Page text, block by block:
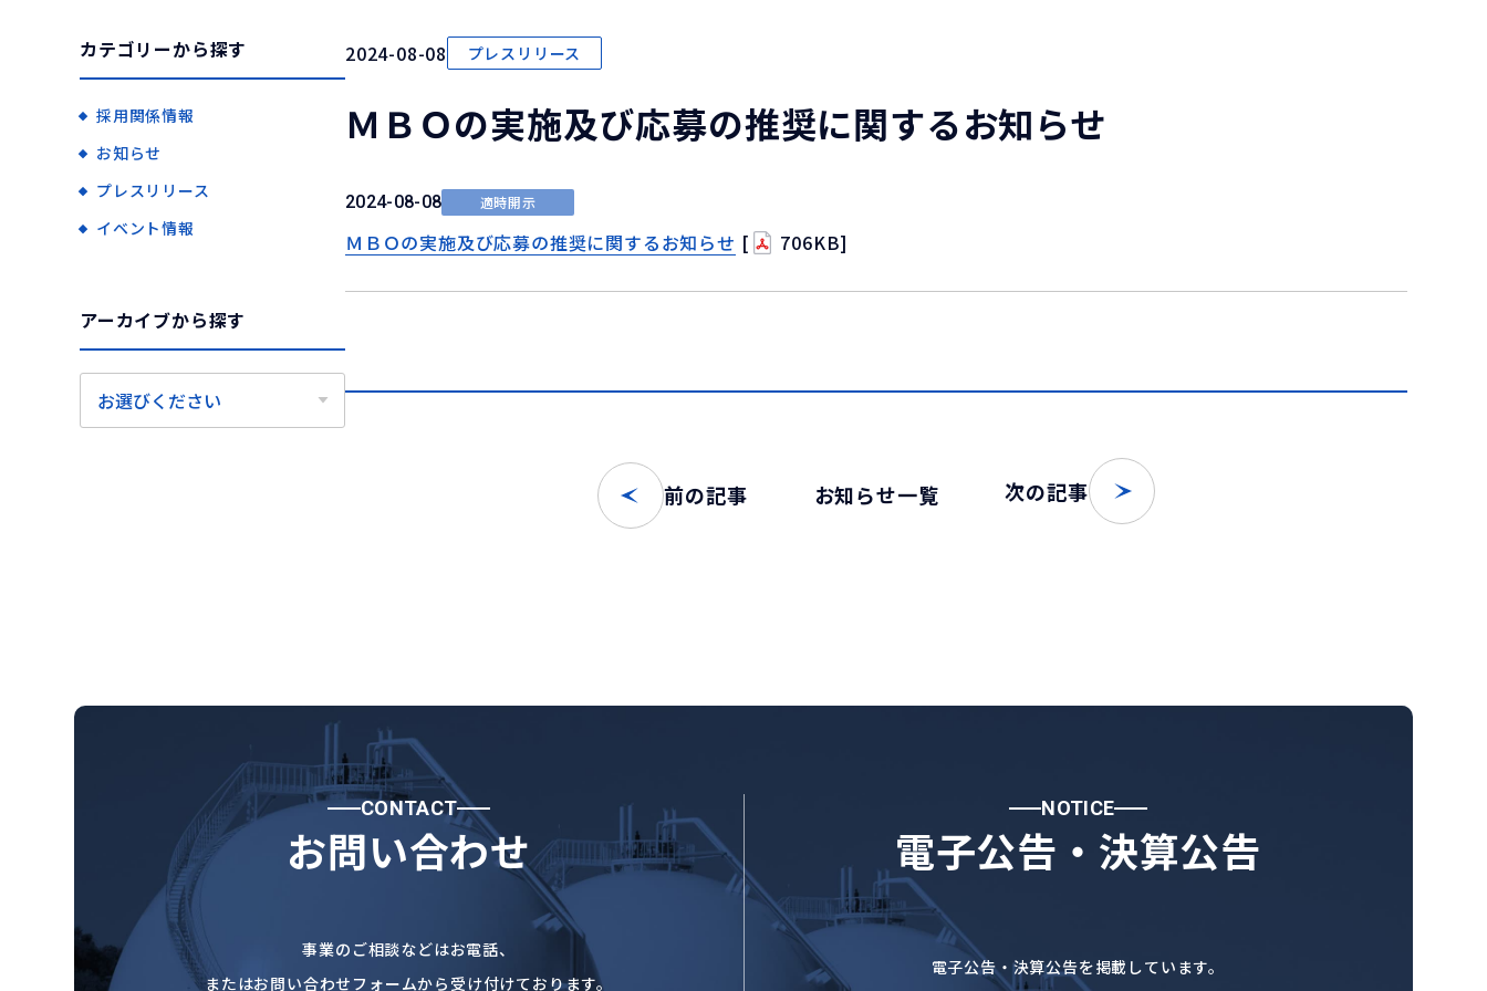
2024-08-08 プレスリリース
ＭＢＯの実施及び応募の推奨に関するお知らせ
2024-08-08 適時開示
ＭＢＯの実施及び応募の推奨に関するお知らせ [ 706KB]
前の記事 お知らせ一覧 次の記事
カテゴリーから探す
採用関係情報
お知らせ
プレスリリース
イベント情報
アーカイブから探す
お問い合わせ
CONTACT
事業のご相談などはお電話、
またはお問い合わせフォームから受け付けております。
電子公告・決算公告
NOTICE
電子公告・決算公告を掲載しています。